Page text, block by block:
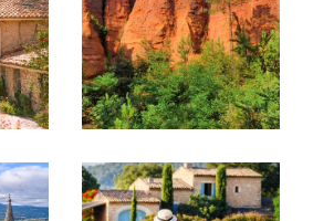
Personnalisée :
la valeur de votre
précise, réalisée à partir
du marché local. Grâce à